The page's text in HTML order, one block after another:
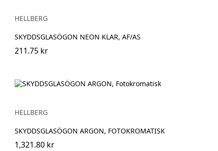
HELLBERG
SKYDDSGLASÖGON NEON KLAR, AF/AS
211.75 kr
HELLBERG
SKYDDSGLASÖGON ARGON, FOTOKROMATISK
1,321.80 kr